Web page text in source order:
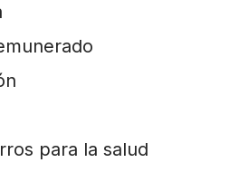
para la salud